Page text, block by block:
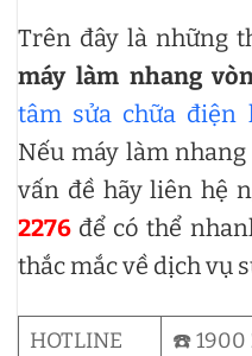
Trên đây là những
máy làm nhang
tâm sửa chữa điện
Nếu máy làm
vấn đề hãy liên hệ
2276 để có thể
thắc mắc về dịch vụ
HOTLINE
☎️ 1900